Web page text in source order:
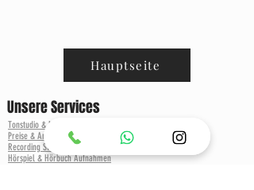
Hauptseite
Unsere Services
Tonstudio & Musikstudio München
Preise & Angebote
Recording Studio
Hörspiel & Hörbuch Aufnahmen